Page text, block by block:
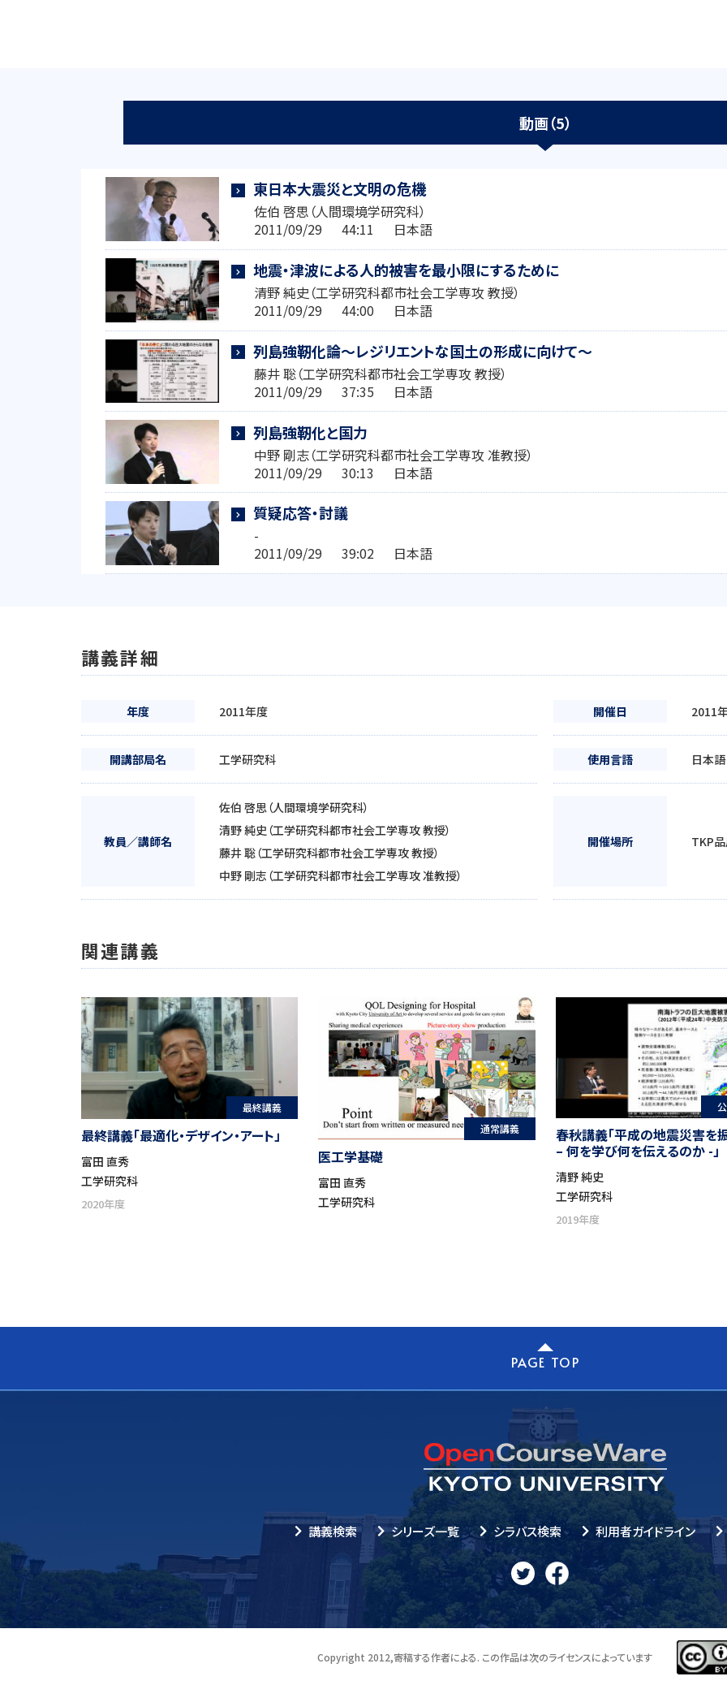
動画（5）
東日本大震災と文明の危機
佐伯 啓思（人間環境学研究科）
2011/09/29 44:11 日本語
地震・津波による人的被害を最小限にするために
清野 純史（工学研究科都市社会工学専攻 教授）
2011/09/29 44:00 日本語
列島強靭化論～レジリエントな国土の形成に向けて～
藤井 聡（工学研究科都市社会工学専攻 教授）
2011/09/29 37:35 日本語
列島強靭化と国力
中野 剛志（工学研究科都市社会工学専攻 准教授）
2011/09/29 30:13 日本語
質疑応答・討議
-
2011/09/29 39:02 日本語
講義詳細
年度 2011年度 開催日 2011
開講部局名 工学研究科 使用言語 日本語
教員／講師名
佐伯 啓思（人間環境学研究科）
清野 純史（工学研究科都市社会工学専攻 教授）
藤井 聡（工学研究科都市社会工学専攻 教授）
中野 剛志（工学研究科都市社会工学専攻 准教授）
開催場所 TKP品
関連講義
最終講義
最終講義「最適化・デザイン・アート」
富田 直秀
工学研究科
2020年度
通常講義
医工学基礎
富田 直秀
工学研究科
春秋講義「平成の地震災害を
– 何を学び何を伝えるのか -」
清野 純史
工学研究科
2019年度
PAGE TOP
講義検索 シリーズ一覧 シラバス検索 利用者ガイドライン
Copyright 2012,寄稿する作者による. この作品は次のライセンスによっています